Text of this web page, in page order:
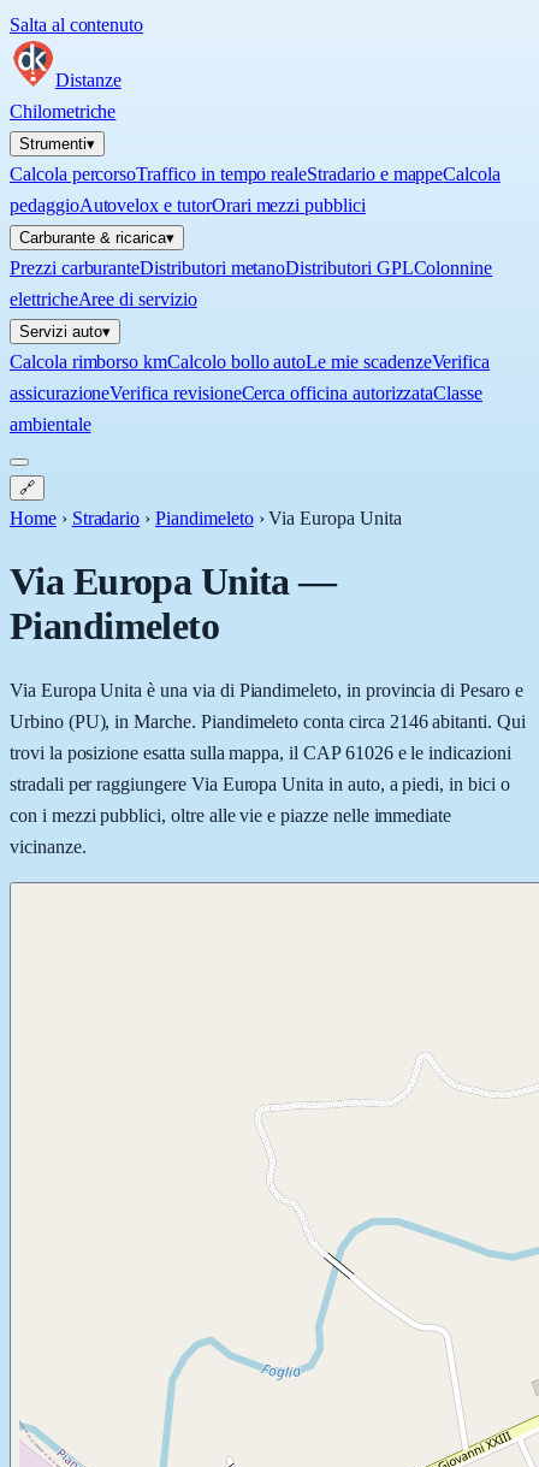
Salta al contenuto
Distanze
Chilometriche
Strumenti▾
Calcola percorsoTraffico in tempo realeStradario e mappeCalcola
pedaggioAutovelox e tutorOrari mezzi pubblici
Carburante & ricarica▾
Prezzi carburanteDistributori metanoDistributori GPLColonnine
elettricheAree di servizio
Servizi auto▾
Calcola rimborso kmCalcolo bollo autoLe mie scadenzeVerifica
assicurazioneVerifica revisioneCerca officina autorizzataClasse
ambientale
🔗
Home › Stradario › Piandimeleto ›Via Europa Unita
Via Europa Unita—
Piandimeleto
Via Europa Unita è una via di Piandimeleto, in provincia di Pesaro e
Urbino (PU), in Marche. Piandimeleto conta circa 2146 abitanti. Qui
trovi la posizione esatta sulla mappa, il CAP 61026 e le indicazioni
stradali per raggiungere Via Europa Unita in auto, a piedi, in bici o
con i mezzi pubblici, oltre alle vie e piazze nelle immediate
vicinanze.